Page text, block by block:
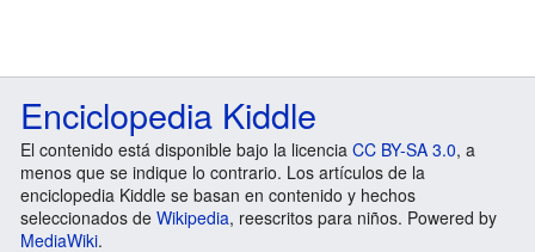
Enciclopedia Kiddle
El contenido está disponible bajo la licencia CC BY-SA 3.0, a
menos que se indique lo contrario. Los artículos de la
enciclopedia Kiddle se basan en contenido y hechos
seleccionados de Wikipedia, reescritos para niños. Powered by
MediaWiki.